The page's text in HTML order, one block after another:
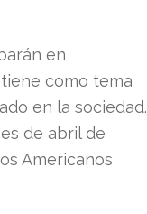
en
como tema
en la sociedad.
de abril de
Americanos